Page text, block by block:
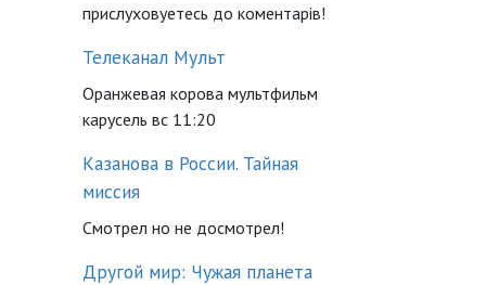
прислуховуетесь до коментарів!
Телеканал Мульт
Оранжевая корова мультфильм
карусель вс 11:20
Казанова в России. Тайная
миссия
Смотрел но не досмотрел!
Другой мир: Чужая планета